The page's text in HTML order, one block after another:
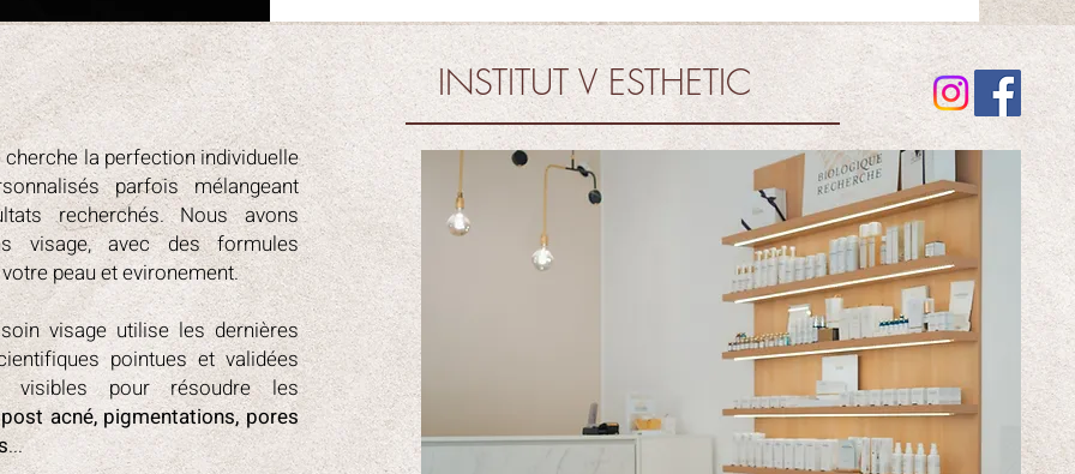
la perfection individuelle
parfois mélangeant
recherchés. Nous avons
visage, avec des formules
peau et evironement.
visage utilise les dernières
pointues et validées
pour résoudre les
acné, pigmentations, pores
...
INSTITUT V ESTHETIC